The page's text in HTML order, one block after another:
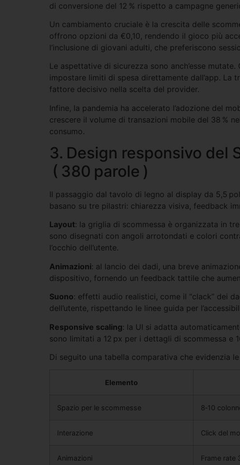
di conversione del 12 % rispetto a campagne
Un cambiamento cruciale è la crescita delle
offrono opzioni da €0,10, rendendo il gioco più
l’inclusione di giovani adulti, che preferiscono
Le aspettative di sicurezza sono anch’esse
impostare limiti di spesa direttamente dall’app. La
fattore decisivo nella scelta del provider.
Infine, la pandemia ha accelerato l’adozione del
crescere il volume di transazioni mobile del 38 %
consumo.
3. Design responsivo del
( 380 parole )
Il passaggio dal tavolo di legno al display da 5,5
basano su tre pilastri: chiarezza visiva, feedback
Layout: la griglia di scommessa è organizzata in
sono disegnati con angoli arrotondati e colori
l’occhio dell’utente.
Animazioni: al lancio dei dadi, una breve
dispositivo, fornendo un feedback tattile che
Suono: effetti audio realistici, come il “clack” dei
dell’utente, rispettando le linee guida per
Responsive scaling: la UI si adatta
sono limitati a 12 px per i dettagli di scommessa e
Di seguito una tabella comparativa che evidenzia
Elemento
Spazio per le scommesse 8‑10
Interazione Click del
Animazioni Frame rate